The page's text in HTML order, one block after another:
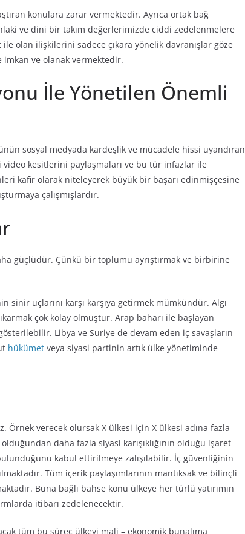
konulara zarar vermektedir. Ayrıca ortak bağ
ve dini bir takım değerlerimizde ciddi zedelenmelere
olan ilişkilerini sadece çıkara yönelik davranışlar göze
ve olanak vermektedir.
İle Yönetilen Önemli
sosyal medyada kardeşlik ve mücadele hissi uyandıran
kesitlerini paylaşmaları ve bu tür infazlar ile
kafir olarak niteleyerek büyük bir başarı edinmişçesine
çalışmışlardır.
güçlüdür. Çünkü bir toplumu ayrıştırmak ve birbirine
sinir uçlarını karşı karşıya getirmek mümkündür. Algı
çok kolay olmuştur. Arap baharı ile başlayan
Libya ve Suriye de devam eden iç savaşların
hükümet veya siyasi partinin artık ülke yönetiminde
Örnek verecek olursak X ülkesi için X ülkesi adına fazla
daha fazla siyasi karışıklığının olduğu işaret
kabul ettirilmeye zalışılabilir. İç güvenliğinin
Tüm içerik paylaşımlarının mantıksak ve bilinçli
Buna bağlı bahse konu ülkeye her türlü yatırımın
itibarı zedelenecektir.
tüm bu süreç ülkeyi mali – ekonomik bunalıma